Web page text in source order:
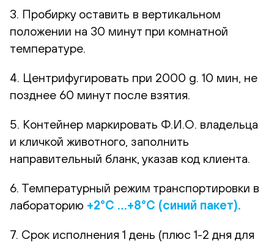
3. Пробирку оставить в вертикальном
положении на 30 минут при комнатной
температуре.
4. Центрифугировать при 2000 g. 10 мин, не
позднее 60 минут после взятия.
5. Контейнер маркировать Ф.И.О. владельца
и кличкой животного, заполнить
направительный бланк, указав код клиента.
6. Температурный режим транспортировки в
лабораторию +2°С …+8°С (синий пакет).
7. Срок исполнения 1 день (плюс 1-2 дня для